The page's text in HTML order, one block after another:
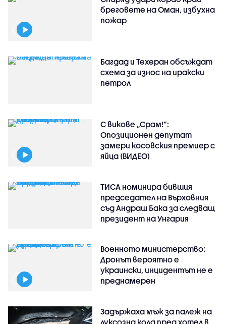
бреговете на Оман, избухна
пожар
Багдад и Техеран обсъждат
схема за износ на иракски
петрол
С викове „Срам!“:
Опозиционен депутат
замери косовския премиер с
яйца (ВИДЕО)
ТИСА номинира бившия
председател на Върховния
съд Андраш Бака за следващ
президент на Унгария
Военното министерство:
Дронът вероятно е
украински, инцидентът не е
преднамерен
Задържаха мъж за палеж на